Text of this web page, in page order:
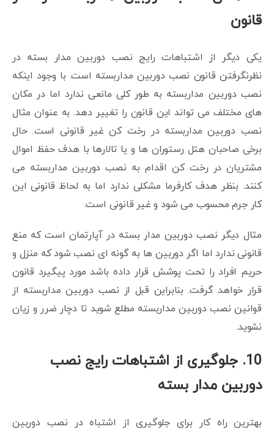
قانون
یکی دیگر از اشتباهات رایج نصب دوربین مدار بسته در
نظرنگرفتن قانون نصب دوربین مداربسته است. با وجود اینکه
نصب دوربین مداربسته به طور کلی مانعی ندارد اما در مکان
های مختلف می تواند این قانون را تغییر دهد. به عنوان مثال
نصب دوربین مداربسته در رخت کن غیر قانونی است. حال
برخی صاحبان هتل رستوران ها و یا تالارها با هدف حفظ اموال
مشتریان در رخت کن اقدام به نصب دوربین مداربسته می
کنند. بنظر هدف کارفرما مشکلی ندارد اما به لحاظ قانونی این
کار جرم محسوب می شود و غیر قانونی است.
مثال دیگر نصب دوربین مدار بسته در آپارتمان است که منع
قانونی ندارد اما اگر دوربین ها به گونه ای نصب شود که منزل و
حریم افراد را تحت پوشش قرار داده باشد مورد پیگیرد قانون
قرار خواهد گرفت. بنابراین قبل از نصب دوربین مداربسته از
قوانین نصب دوربین مداربسته مطلع شوید تا دچار ضرر و زیان
نشوید.
10. جلوگیری از اشتباهات رایج نصب
دوربین مدار بسته
بهترین راه کار برای جلوگیری از اشتباه در نصب دوربین